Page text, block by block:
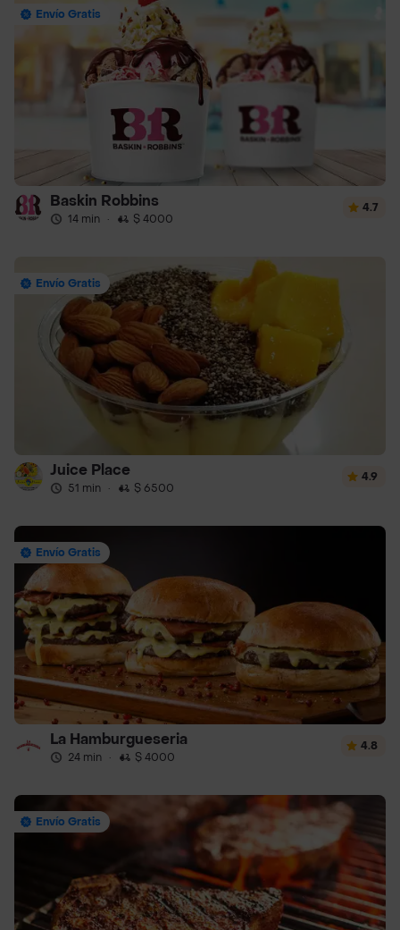
Envío Gratis
Baskin Robbins
14 min · $ 4000
4.7
Envío Gratis
Juice Place
51 min · $ 6500
4.9
Envío Gratis
La Hamburgueseria
24 min · $ 4000
4.8
Envío Gratis